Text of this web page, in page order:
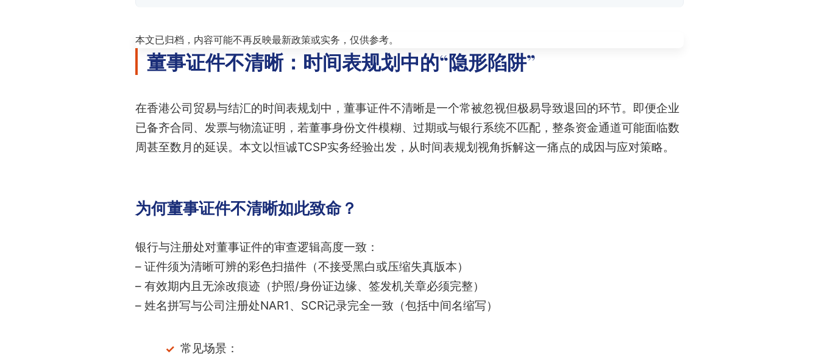
本文已归档，内容可能不再反映最新政策或实务，仅供参考。
董事证件不清晰：时间表规划中的“隐形陷阱”
在香港公司贸易与结汇的时间表规划中，董事证件不清晰是一个常被忽视但极易导致退回的环节。即便企业
已备齐合同、发票与物流证明，若董事身份文件模糊、过期或与银行系统不匹配，整条资金通道可能面临数
周甚至数月的延误。本文以恒诚TCSP实务经验出发，从时间表规划视角拆解这一痛点的成因与应对策略。
为何董事证件不清晰如此致命？
银行与注册处对董事证件的审查逻辑高度一致：
– 证件须为清晰可辨的彩色扫描件（不接受黑白或压缩失真版本）
– 有效期内且无涂改痕迹（护照/身份证边缘、签发机关章必须完整）
– 姓名拼写与公司注册处NAR1、SCR记录完全一致（包括中间名缩写）
常见场景：